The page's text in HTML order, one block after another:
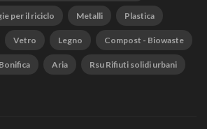
per il riciclo Metalli Plastica
Vetro Legno Compost - Biowaste
Bonifica Aria Rsu Rifiuti solidi urbani